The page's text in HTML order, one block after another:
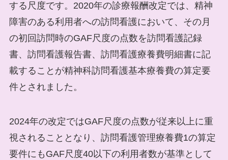
する尺度です。2020年の診療報酬改定では、精神
障害のある利用者への訪問看護において、その月
の初回訪問時のGAF尺度の点数を訪問看護記録
書、訪問看護報告書、訪問看護療養費明細書に記
載することが精神科訪問看護基本療養費の算定要
件とされました。
2024年の改定ではGAF尺度の点数が従来以上に重
視されることとなり、訪問看護管理療養費1の算定
要件にもGAF尺度40以下の利用者数が基準として